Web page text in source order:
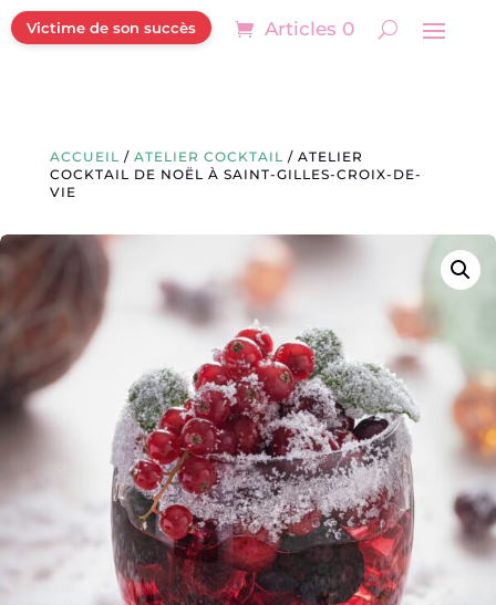
Articles 0
Victime de son succès
ACCUEIL / ATELIER COCKTAIL / ATELIER
COCKTAIL DE NOËL À SAINT-GILLES-CROIX-DE-
VIE